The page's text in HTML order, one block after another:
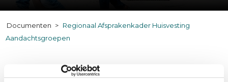
Documenten
Regionaal Afsprakenkader Huisvesting
Aandachtsgroepen
In de Groene Metropoolregio Arnhem-